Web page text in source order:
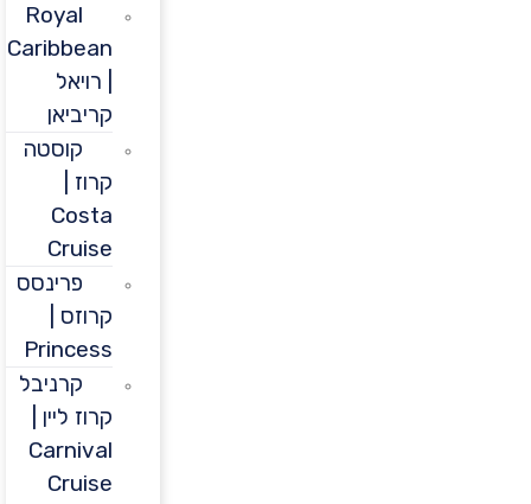
Royal
Caribbean
קריביאן
קוסטה
Costa
Cruise
פרינסס
קרוזס |
Princess
קרניבל
קרוז ליין |
Carnival
Cruise